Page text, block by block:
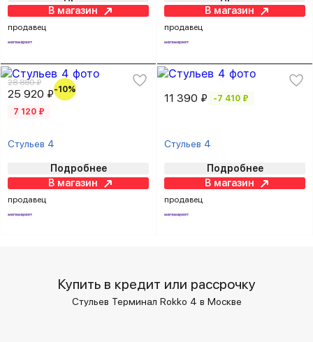
В магазин
продавец
В магазин
продавец
28 880 ₽
25 920 ₽-10%
7 120 ₽
Стульев 4
Подробнее
В магазин
продавец
11 390 ₽ -7 410 ₽
Стульев 4
Подробнее
В магазин
продавец
Купить в кредит или рассрочку
Стульев Терминал Rokko 4 в Москве